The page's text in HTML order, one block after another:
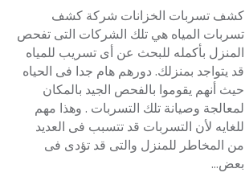
كشف تسربات الخزانات شركة كشف
تسربات المياه هي تلك الشركات التى تفحص
المنزل بأكمله للبحث عن أى تسريب للمياه
قد يتواجد بمنزلك. دورهم هام جدا فى الحياه
حيث أنهم يقوموا بالفحص الجيد بالمكان
لمعالجة وصيانة تلك التسربات . وهذا مهم
للغايه لأن التسربات قد تتسبب فى العديد
من المخاطر للمنزل والتى قد تؤدى فى
بعض...